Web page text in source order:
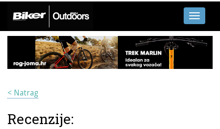
Toggle
< Natrag
Recenzije: